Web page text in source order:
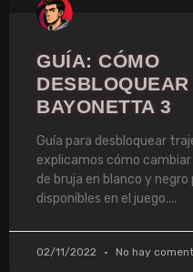
GUÍA: CÓMO
BAYONETTA 3
Guía para desbloquear
explicamos cómo
de bruja en blanco y
disponibles en el juego.
02/11/2022 No hay